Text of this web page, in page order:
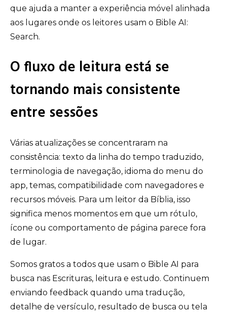
que ajuda a manter a experiência móvel alinhada
aos lugares onde os leitores usam o Bible AI:
Search.
O fluxo de leitura está se
tornando mais consistente
entre sessões
Várias atualizações se concentraram na
consistência: texto da linha do tempo traduzido,
terminologia de navegação, idioma do menu do
app, temas, compatibilidade com navegadores e
recursos móveis. Para um leitor da Bíblia, isso
significa menos momentos em que um rótulo,
ícone ou comportamento de página parece fora
de lugar.
Somos gratos a todos que usam o Bible AI para
busca nas Escrituras, leitura e estudo. Continuem
enviando feedback quando uma tradução,
detalhe de versículo, resultado de busca ou tela